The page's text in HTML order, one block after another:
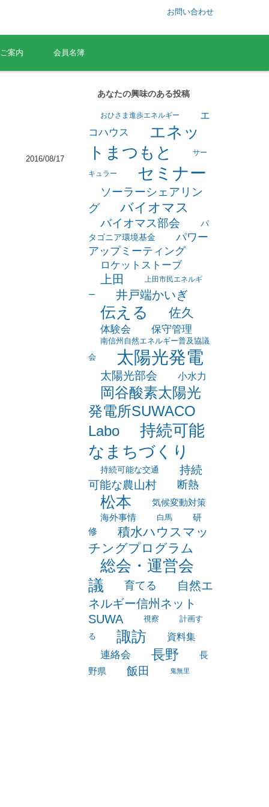
お問い合わせ
あなたの興味のある投稿
おひさま進歩エネルギー
コハウス
エネッ
トまつもと
キュラー セミナー
ソーラーシェアリン
グ
バイオマス
バイオマス部会
タゴニア環境基金
パワー
アップミーティング
ロケットストーブ
上田
上田市民エネルギ
井戸端かいぎ
伝える 佐久
体験会 保守管理
南信州自然エネルギー普及協議
太陽光発電
太陽光部会 小水力
岡谷酸素太陽光
発電所SUWACO
Labo
持続可能
なまちづくり
持続可能な交通
持続
可能な農山村
断熱
松本 気候変動対策
海外事情 白馬
積水ハウスマッ
チングプログラム
総会・運営会
議
育てる
自然エ
ネルギー信州ネット
SUWA
視察
計画す
る
諏訪 資料集